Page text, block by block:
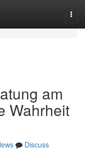
am
Wahrheit
Discuss